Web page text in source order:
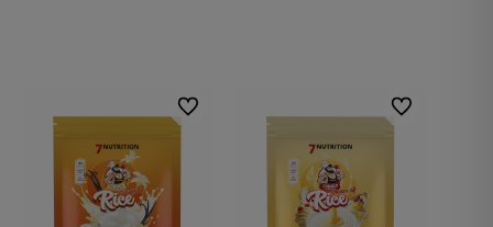
Do ulubionych Do ulubionych